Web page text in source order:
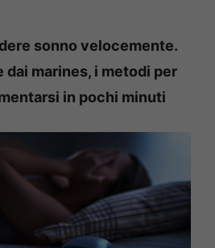
sonno velocemente.
dai marines, i metodi per
in pochi minuti